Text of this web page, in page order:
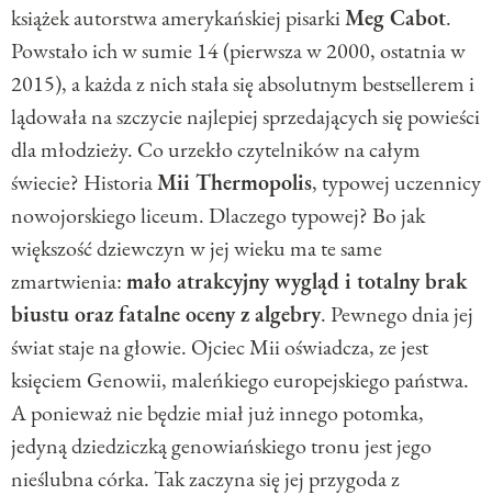
książek autorstwa amerykańskiej pisarkiMeg Cabot.
Powstało ich w sumie 14 (pierwsza w 2000, ostatnia w
2015),a każda z nich stała się absolutnym bestsellerem i
lądowała na szczycie najlepiej sprzedających się powieści
dla młodzieży. Co urzekło czytelników na całym
świecie? HistoriaMii Thermopolis, typowej uczennicy
nowojorskiego liceum. Dlaczego typowej? Bo jak
większość dziewczyn w jej wieku ma te same
zmartwienia:mało atrakcyjny wygląd i totalny brak
biustu oraz fatalne oceny z algebry. Pewnego dnia jej
świat staje na głowie. Ojciec Mii oświadcza, ze jest
księciem Genowii, maleńkiego europejskiego państwa.
A ponieważ nie będzie miał już innego potomka,
jedyną dziedziczką genowiańskiego tronu jest jego
nieślubna córka. Tak zaczyna się jej przygoda z